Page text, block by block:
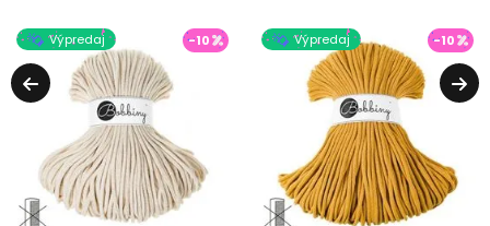
Výpredaj -10 Výpredaj -10